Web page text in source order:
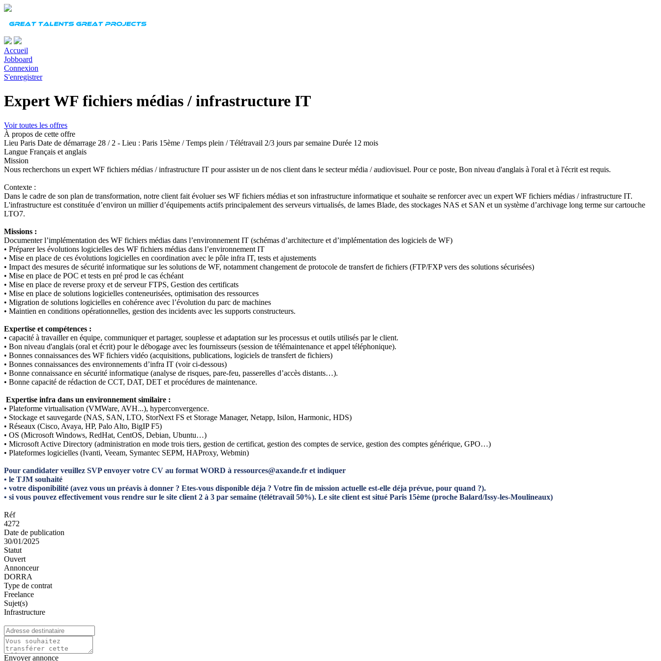
Accueil
Jobboard
Connexion
S'enregistrer
Expert WF fichiers médias / infrastructure IT
Voir toutes les offres
À propos de cette offre
Lieu Paris Date de démarrage 28 / 2 - Lieu : Paris 15ème / Temps plein / Télétravail 2/3 jours par semaine Durée 12 mois
Langue Français et anglais
Mission
Nous recherchons un expert WF fichiers médias / infrastructure IT pour assister un de nos client dans le secteur média / audiovisuel. Pour ce poste, Bon niveau d'anglais à l'oral et à l'écrit est requis.
Contexte :
Dans le cadre de son plan de transformation, notre client fait évoluer ses WF fichiers médias et son infrastructure informatique et souhaite se renforcer avec un expert WF fichiers médias / infrastructure IT.
L'infrastructure est constituée d’environ un millier d’équipements actifs principalement des serveurs virtualisés, de lames Blade, des stockages NAS et SAN et un système d’archivage long terme sur cartouche
LTO7.
Missions :
Documenter l’implémentation des WF fichiers médias dans l’environnement IT (schémas d’architecture et d’implémentation des logiciels de WF)
• Préparer les évolutions logicielles des WF fichiers médias dans l’environnement IT
• Mise en place de ces évolutions logicielles en coordination avec le pôle infra IT, tests et ajustements
• Impact des mesures de sécurité informatique sur les solutions de WF, notamment changement de protocole de transfert de fichiers (FTP/FXP vers des solutions sécurisées)
• Mise en place de POC et tests en pré prod le cas échéant
• Mise en place de reverse proxy et de serveur FTPS, Gestion des certificats
• Mise en place de solutions logicielles conteneurisées, optimisation des ressources
• Migration de solutions logicielles en cohérence avec l’évolution du parc de machines
• Maintien en conditions opérationnelles, gestion des incidents avec les supports constructeurs.
Expertise et compétences :
• capacité à travailler en équipe, communiquer et partager, souplesse et adaptation sur les processus et outils utilisés par le client.
• Bon niveau d'anglais (oral et écrit) pour le débogage avec les fournisseurs (session de télémaintenance et appel téléphonique).
• Bonnes connaissances des WF fichiers vidéo (acquisitions, publications, logiciels de transfert de fichiers)
• Bonnes connaissances des environnements d’infra IT (voir ci-dessous)
• Bonne connaissance en sécurité informatique (analyse de risques, pare-feu, passerelles d’accès distants…).
• Bonne capacité de rédaction de CCT, DAT, DET et procédures de maintenance.
Expertise infra dans un environnement similaire :
• Plateforme virtualisation (VMWare, AVH...), hyperconvergence.
• Stockage et sauvegarde (NAS, SAN, LTO, StorNext FS et Storage Manager, Netapp, Isilon, Harmonic, HDS)
• Réseaux (Cisco, Avaya, HP, Palo Alto, BigIP F5)
• OS (Microsoft Windows, RedHat, CentOS, Debian, Ubuntu…)
• Microsoft Active Directory (administration en mode trois tiers, gestion de certificat, gestion des comptes de service, gestion des comptes générique, GPO…)
• Plateformes logicielles (Ivanti, Veeam, Symantec SEPM, HAProxy, Webmin)
Pour candidater veuillez SVP envoyer votre CV au format WORD à ressources@axande.fr et indiquer
• le TJM souhaité
• votre disponibilité (avez vous un préavis à donner ? Etes-vous disponible déja ? Votre fin de mission actuelle est-elle déja prévue, pour quand ?).
• si vous pouvez effectivement vous rendre sur le site client 2 à 3 par semaine (télétravail 50%). Le site client est situé Paris 15ème (proche Balard/Issy-les-Moulineaux)
Réf
4272
Date de publication
30/01/2025
Statut
Ouvert
Annonceur
DORRA
Type de contrat
Freelance
Sujet(s)
Infrastructure
Envoyer annonce